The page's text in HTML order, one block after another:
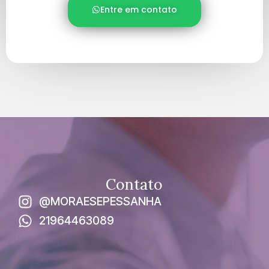
Entre em contato
Contato
@MORAESEPESSANHA
21964463089